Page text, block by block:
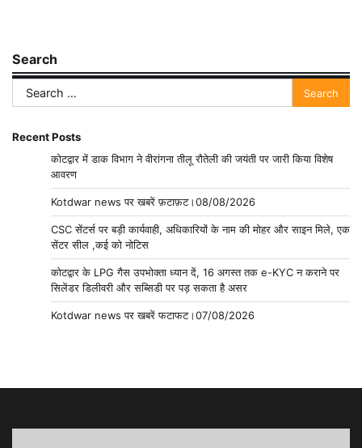
Search
Search
for:
Recent Posts
कोटद्वार में डाक विभाग ने वीरांगना तीलू रौतेली की जयंती पर जारी किया विशेष
आवरण
Kotdwar news पर खबरें फ़टाफ़ट।08/08/2026
CSC सेंटर्स पर बड़ी कार्यवाही, अधिकारियों के नाम की मोहर और साइन मिले, एक
सेंटर सील ,कई को नोटिस
कोटद्वार के LPG गैस उपभोक्ता ध्यान दें, 16 अगस्त तक e-KYC न कराने पर
सिलेंडर डिलीवरी और सब्सिडी पर पड़ सकता है असर
Kotdwar news पर खबरें फटाफट।07/08/2026